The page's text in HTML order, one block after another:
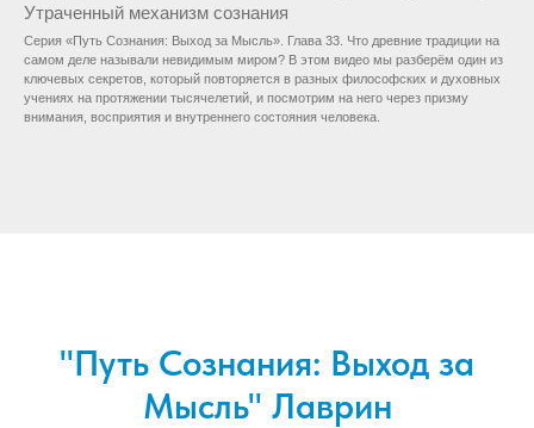
Утраченный механизм сознания
Серия «Путь Сознания: Выход за Мысль». Глава 33. Что древние традиции на
самом деле называли невидимым миром? В этом видео мы разберём один из
ключевых секретов, который повторяется в разных философских и духовных
учениях на протяжении тысячелетий, и посмотрим на него через призму
внимания, восприятия и внутреннего состояния человека.
"Путь Сознания: Выход за
Мысль" Лаврин